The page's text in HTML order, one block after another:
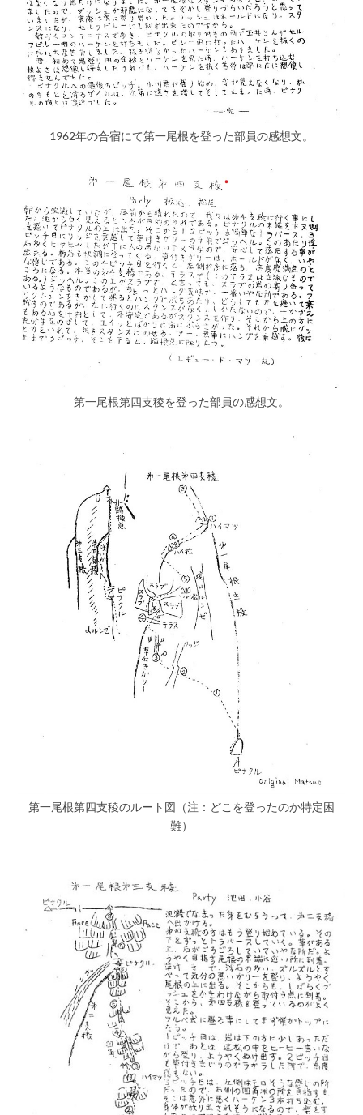
1962年の合宿にて第一尾根を登った部員の感想文。
第一尾根第四支稜を登った部員の感想文。
第一尾根第四支稜のルート図（注：どこを登ったのか特定困
難）